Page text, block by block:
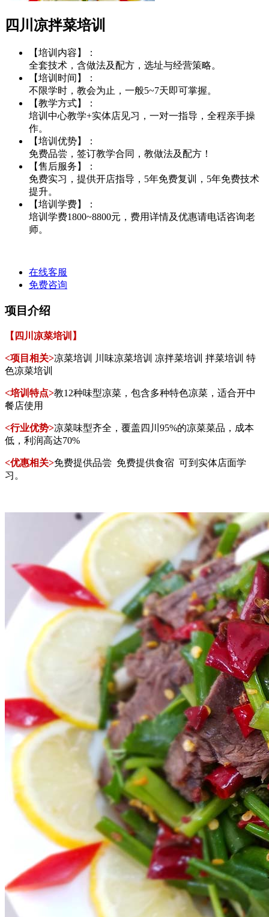
四川凉拌菜培训
【培训内容】：
全套技术，含做法及配方，选址与经营策略。
【培训时间】：
不限学时，教会为止，一般5~7天即可掌握。
【教学方式】：
培训中心教学+实体店见习，一对一指导，全程亲手操
作。
【培训优势】：
免费品尝，签订教学合同，教做法及配方！
【售后服务】：
免费实习，提供开店指导，5年免费复训，5年免费技术
提升。
【培训学费】：
培训学费1800~8800元，费用详情及优惠请电话咨询老
师。
在线客服
免费咨询
项目介绍
【四川凉菜培训】
<项目相关>凉菜培训 川味凉菜培训 凉拌菜培训 拌菜培训 特
色凉菜培训
<培训特点>教12种味型凉菜，包含多种特色凉菜，适合开中
餐店使用
<行业优势>凉菜味型齐全，覆盖四川95%的凉菜菜品，成本
低，利润高达70%
<优惠相关>免费提供品尝 免费提供食宿 可到实体店面学
习。